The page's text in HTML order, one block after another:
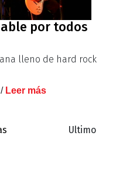
por todos
lleno de hard rock
/ Leer más
Ultimo